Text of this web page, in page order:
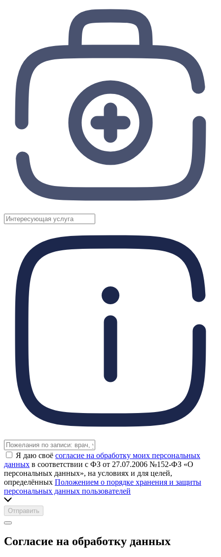
Я даю своё согласие на обработку моих персональных
данных в соответствии с ФЗ от 27.07.2006 №152-ФЗ «О
персональных данных», на условиях и для целей,
определённых Положением о порядке хранения и защиты
персональных данных пользователей
Отправить
Согласие на обработку данных